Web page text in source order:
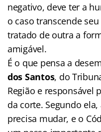
negativo, deve ter a
o caso transcende
tratado de outra a
amigável.
É o que pensa a
dos Santos, do
Região e responsável
da corte. Segundo
precisa mudar, e o